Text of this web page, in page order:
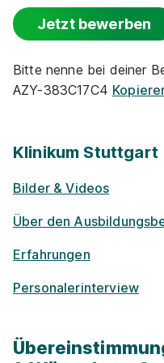
Victor’s Group
01.09.2026
Ausbildung
Kantine
Events
Rabatte
Jetzt bewerben
Bitte nenne bei deiner
AZY-383C17C4
Klinikum Stuttgart
Bilder & Videos
Über den
Erfahrungen
Personalerinterview